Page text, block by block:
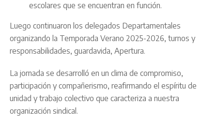
escolares que se encuentran en función.
Luego continuaron los delegados Departamentales
organizando la Temporada Verano 2025-2026, turnos y
responsabilidades, guardavida, Apertura.
La jornada se desarrolló en un clima de compromiso,
participación y compañerismo, reafirmando el espíritu de
unidad y trabajo colectivo que caracteriza a nuestra
organización sindical.